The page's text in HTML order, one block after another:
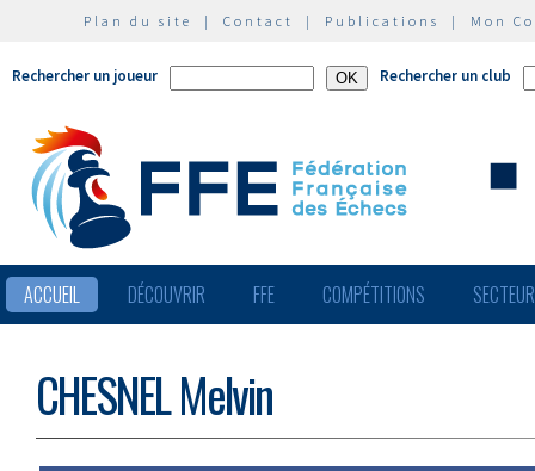
Plan du site | Contact | Publications | Mon
Rechercher un joueur Rechercher un club
ACCUEIL DÉCOUVRIR FFE COMPÉTITIONS
CHESNEL Melvin